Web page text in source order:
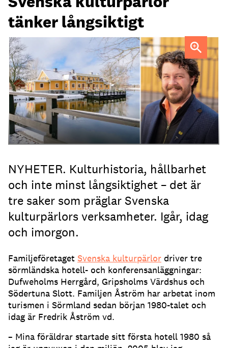
tänker långsiktigt
Fredrik Åström är vd för Svenska kulturpärlor där
Dufweholms Herrgård ingår.
NYHETER. Kulturhistoria, hållbarhet
och inte minst långsiktighet – det är
tre saker som präglar Svenska
kulturpärlors verksamheter. Igår, idag
och imorgon.
Familjeföretaget Svenska kulturpärlor driver tre
sörmländska hotell- och konferensanläggningar:
Dufweholms Herrgård, Gripsholms Värdshus och
Södertuna Slott. Familjen Åström har arbetat inom
turismen i Sörmland sedan början 1980-talet och
idag är Fredrik Åström vd.
– Mina föräldrar startade sitt första hotell 1980 så